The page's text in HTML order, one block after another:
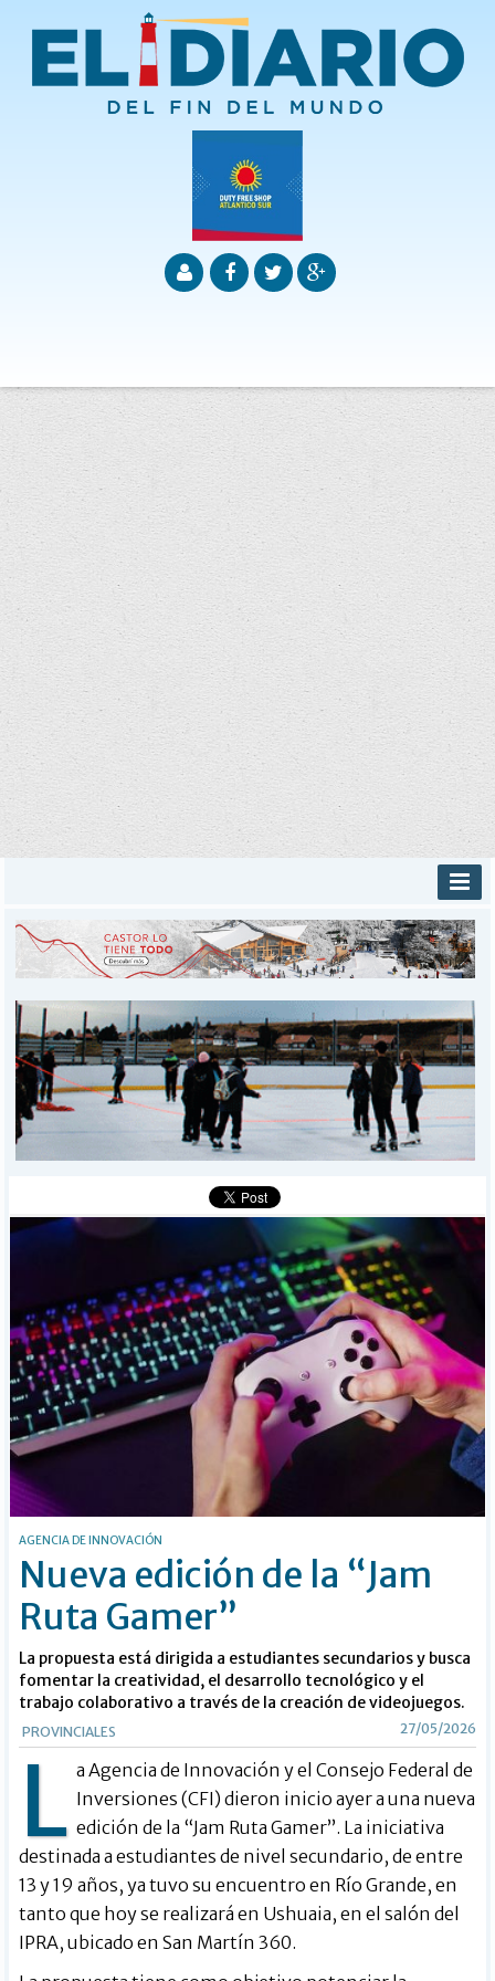
INICIO
PROVINCIALES
DEPORTES
POLICIALES
I-DIARIO
MÁS
BÚSQUEDA
AGENCIA DE INNOVACIÓN
Nueva edición de la “Jam
Ruta Gamer”
La propuesta está dirigida a estudiantes secundarios y busca
fomentar la creatividad, el desarrollo tecnológico y el
trabajo colaborativo a través de la creación de videojuegos.
PROVINCIALES 27/05/2026
L a Agencia de Innovación y el Consejo Federal de
Inversiones (CFI) dieron inicio ayer a una nueva
edición de la “Jam Ruta Gamer”. La iniciativa
destinada a estudiantes de nivel secundario, de entre
13 y 19 años, ya tuvo su encuentro en Río Grande, en
tanto que hoy se realizará en Ushuaia, en el salón del
IPRA, ubicado en San Martín 360.